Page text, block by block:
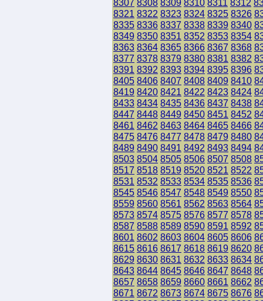
8307 8308 8309 8310 8311 8312
8321 8322 8323 8324 8325 8326
8335 8336 8337 8338 8339 8340
8349 8350 8351 8352 8353 8354
8363 8364 8365 8366 8367 8368
8377 8378 8379 8380 8381 8382
8391 8392 8393 8394 8395 8396
8405 8406 8407 8408 8409 8410
8419 8420 8421 8422 8423 8424
8433 8434 8435 8436 8437 8438
8447 8448 8449 8450 8451 8452
8461 8462 8463 8464 8465 8466
8475 8476 8477 8478 8479 8480
8489 8490 8491 8492 8493 8494
8503 8504 8505 8506 8507 8508
8517 8518 8519 8520 8521 8522
8531 8532 8533 8534 8535 8536
8545 8546 8547 8548 8549 8550
8559 8560 8561 8562 8563 8564
8573 8574 8575 8576 8577 8578
8587 8588 8589 8590 8591 8592
8601 8602 8603 8604 8605 8606
8615 8616 8617 8618 8619 8620
8629 8630 8631 8632 8633 8634
8643 8644 8645 8646 8647 8648
8657 8658 8659 8660 8661 8662
8671 8672 8673 8674 8675 8676